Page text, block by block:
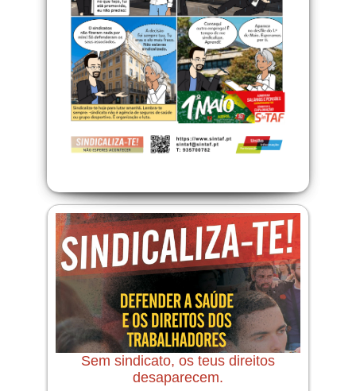
Sem sindicato, os teus direitos
desaparecem.